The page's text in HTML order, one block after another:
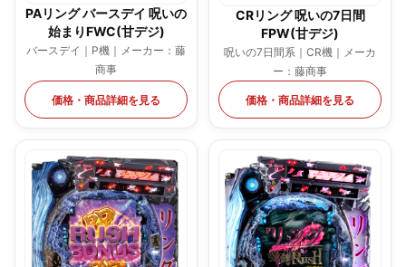
PAリング バースデイ 呪いの
始まりFWC(甘デジ)
バースデイ｜P機｜メーカー：藤
商事
価格・商品詳細を見る
CRリング 呪いの7日間
FPW(甘デジ)
呪いの7日間系｜CR機｜メーカ
ー：藤商事
価格・商品詳細を見る